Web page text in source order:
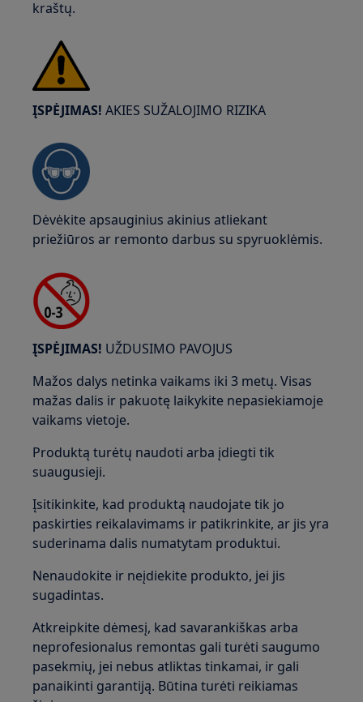
kraštų.
ĮSPĖJIMAS! AKIES SUŽALOJIMO RIZIKA
Dėvėkite apsauginius akinius atliekant
priežiūros ar remonto darbus su spyruoklėmis.
ĮSPĖJIMAS! UŽDUSIMO PAVOJUS
Mažos dalys netinka vaikams iki 3 metų. Visas
mažas dalis ir pakuotę laikykite nepasiekiamoje
vaikams vietoje.
Produktą turėtų naudoti arba įdiegti tik
suaugusieji.
Įsitikinkite, kad produktą naudojate tik jo
paskirties reikalavimams ir patikrinkite, ar jis yra
suderinama dalis numatytam produktui.
Nenaudokite ir neįdiekite produkto, jei jis
sugadintas.
Atkreipkite dėmesį, kad savarankiškas arba
neprofesionalus remontas gali turėti saugumo
pasekmių, jei nebus atliktas tinkamai, ir gali
panaikinti garantiją. Būtina turėti reikiamas